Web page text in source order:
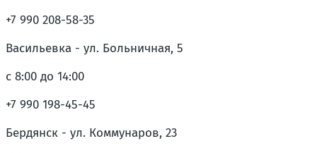
+7 990 208-58-35
Васильевка - ул. Больничная, 5
с 8:00 до 14:00
+7 990 198-45-45
Бердянск - ул. Коммунаров, 23